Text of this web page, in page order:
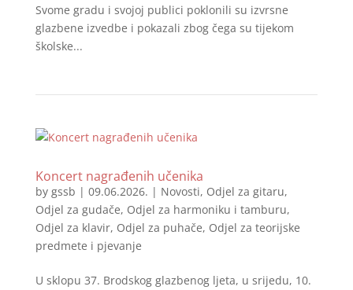
Svome gradu i svojoj publici poklonili su izvrsne
glazbene izvedbe i pokazali zbog čega su tijekom
školske...
Koncert nagrađenih učenika
by gssb | 09.06.2026. | Novosti, Odjel za gitaru,
Odjel za gudače, Odjel za harmoniku i tamburu,
Odjel za klavir, Odjel za puhače, Odjel za teorijske
predmete i pjevanje
U sklopu 37. Brodskog glazbenog ljeta, u srijedu, 10.